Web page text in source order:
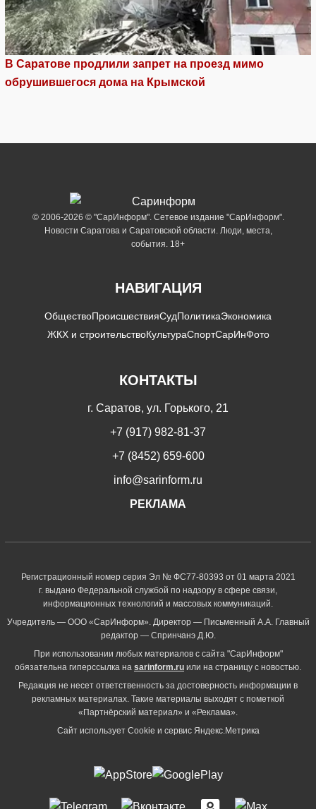
В Саратове продлили запрет на проезд мимо
обрушившегося дома на Крымской
© 2006-2026 © "СарИнформ". Сетевое издание "СарИнформ".
Новости Саратова и Саратовской области. Люди, места,
события. 18+
НАВИГАЦИЯ
ОбществоПроисшествияСудПолитикаЭкономика
ЖКХ и строительствоКультураСпортСарИнФото
КОНТАКТЫ
г. Саратов, ул. Горького, 21
+7 (917) 982-81-37
+7 (8452) 659-600
info@sarinform.ru
РЕКЛАМА
Регистрационный номер серия Эл № ФС77-80393 от 01 марта 2021
г. выдано Федеральной службой по надзору в сфере связи,
информационных технологий и массовых коммуникаций.
Учредитель — ООО «СарИнформ». Директор — Письменный А.А. Главный
редактор — Спринчанэ Д.Ю.
При использовании любых материалов с сайта "СарИнформ"
обязательна гиперссылка на sarinform.ru или на страницу с новостью.
Редакция не несет ответственность за достоверность информации в
рекламных материалах. Такие материалы выходят с пометкой
«Партнёрский материал» и «Реклама».
Сайт использует Cookie и сервиc Яндекс.Метрика